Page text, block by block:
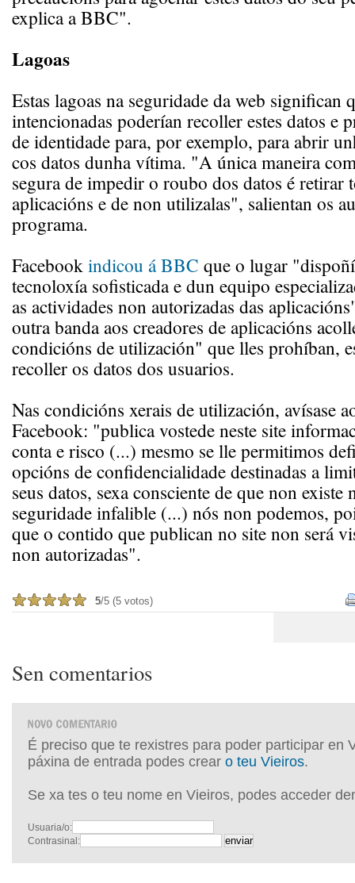
explica a BBC".
Lagoas
Estas lagoas na seguridade da web significan
intencionadas poderían recoller estes datos e
de identidade para, por exemplo, para abrir
cos datos dunha vítima. "A única maneira
segura de impedir o roubo dos datos é retirar
aplicacións e de non utilizalas", salientan os
programa.
Facebookindicou á BBC que o lugar
tecnoloxía sofisticada e dun equipo
as actividades non autorizadas das
outra banda aos creadores de aplicacións
condicións de utilización" que lles prohíban,
recoller os datos dos usuarios.
Nas condicións xerais de utilización, avísase
Facebook: "publica vostede neste site
conta e risco (...) mesmo se lle permitimos
opcións de confidencialidade destinadas a
seus datos, sexa consciente de que non existe
seguridade infalible (...) nós non podemos,
que o contido que publican no site non será
non autorizadas".
5/5 (5 votos)
Sen comentarios
É preciso que te rexistres para poder participar en
páxina de entrada podes crear o teu Vieiros.
Se xa tes o teu nome en Vieiros, podes acceder
Usuaria/o:
Contrasinal: